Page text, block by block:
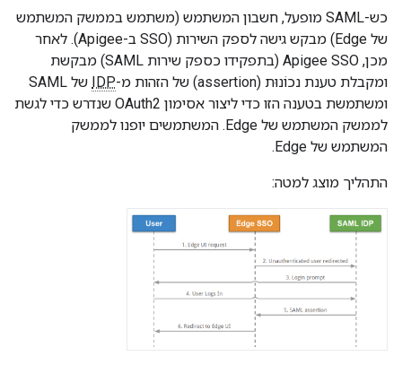
כש-SAML מופעל, חשבון המשתמש (משתמש בממשק המשתמש
של Edge) מבקש גישה לספק השירות (SSO ב-Apigee). לאחר
מכן, Apigee SSO (בתפקידו כספק שירות SAML) מבקשת
ומקבלת טענת נכוֹנוּת (assertion) של הזהות מ-
IDP
של SAML
ומשתמשת בטענה הזו כדי ליצור אסימון OAuth2 שנדרש כדי לגשת
לממשק המשתמש של Edge. המשתמשים יופנו לממשק
המשתמש של Edge.
התהליך מוצג למטה: